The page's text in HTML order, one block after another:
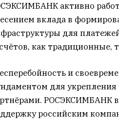
активно
вклада в
для
как традиционные,
и
для
РОСЭКСИМБАНК
российским